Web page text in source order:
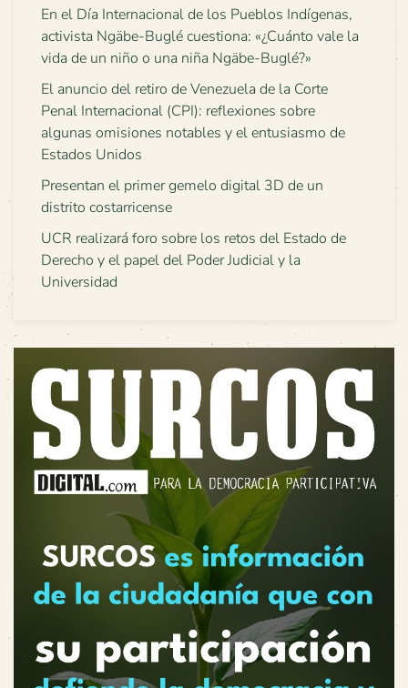
En el Día Internacional de los Pueblos Indígenas,
activista Ngäbe-Buglé cuestiona: «¿Cuánto vale la
vida de un niño o una niña Ngäbe-Buglé?»
El anuncio del retiro de Venezuela de la Corte
Penal Internacional (CPI): reflexiones sobre
algunas omisiones notables y el entusiasmo de
Estados Unidos
Presentan el primer gemelo digital 3D de un
distrito costarricense
UCR realizará foro sobre los retos del Estado de
Derecho y el papel del Poder Judicial y la
Universidad